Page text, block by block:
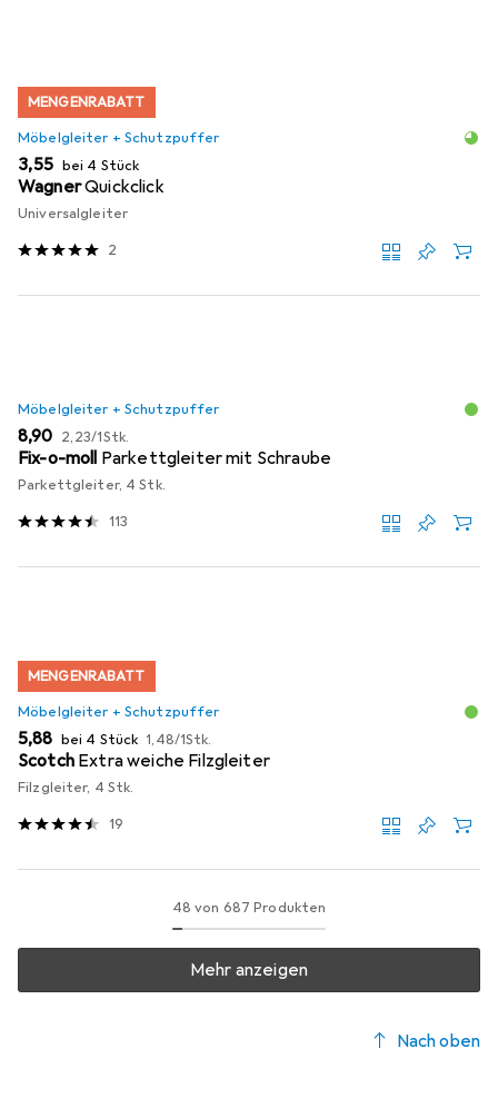
MENGENRABATT
Möbelgleiter + Schutzpuffer
EUR
3,55 bei 4 Stück
WagnerQuickclick
Universalgleiter
2
Möbelgleiter + Schutzpuffer
EUR
8,90 EUR
2,23/1Stk.
Fix-o-moll Parkettgleiter mit Schraube
Parkettgleiter, 4 Stk.
113
MENGENRABATT
Möbelgleiter + Schutzpuffer
EUR
5,88 bei 4 Stück EUR
1,48/1Stk.
Scotch Extra weiche Filzgleiter
Filzgleiter, 4 Stk.
19
48 von 687 Produkten
Mehr anzeigen
Nach oben